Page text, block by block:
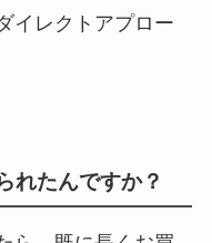
イレクトアプロー
れたんですか？